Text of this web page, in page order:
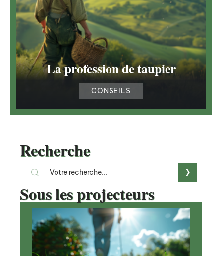
La profession de taupier
CONSEILS
Recherche
Sous les projecteurs